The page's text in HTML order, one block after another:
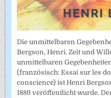
Die unmittelbaren
Bergson, Henri. Zeit und
unmittelbaren
(französisch: Essai sur les
conscience) ist Henri
1889 veröffentlicht wurde.